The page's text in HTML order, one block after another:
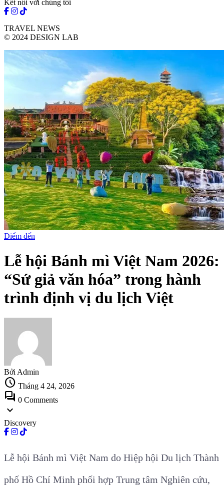
Kết nối với chúng tôi
TRAVEL NEWS
© 2024 DESIGN LAB
Điểm đến
Lễ hội Bánh mì Việt Nam 2026:
“Sứ giả văn hóa” trong hành
trình định vị du lịch Việt
Bởi Admin
schedule Tháng 4 24, 2026
forum 0 Comments
expand_more
Discovery
Lễ hội Bánh mì Việt Nam do Hiệp hội Du lịch Thành
phố Hồ Chí Minh phối hợp Trung tâm Nghiên cứu,